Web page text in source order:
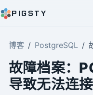
PIGSTY
博客 PostgreSQL
故障档案：
导致无法连接